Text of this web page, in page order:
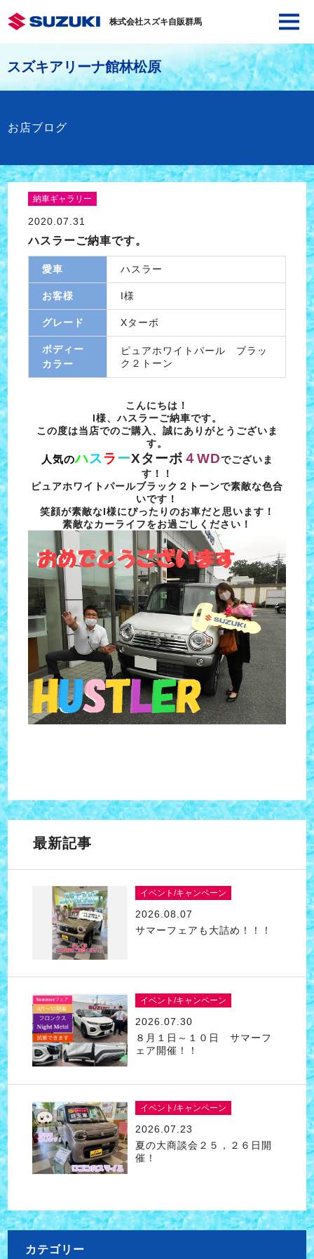
株式会社スズキ自販群馬
スズキアリーナ館林松原
お店ブログ
納車ギャラリー
2020.07.31
ハスラーご納車です。
愛車 ハスラー
お客様 I様
グレード Xターボ
ボディー
カラー
ピュアホワイトパール ブラッ
ク２トーン
こんにちは！
I様、ハスラーご納車です。
この度は当店でのご購入、誠にありがとうございま
す。
人気のハス ラーXターボ ４WDでございま
す！！
ピュアホワイトパールブラック２トーンで素敵な色合
いです！
笑顔が素敵なI様にぴったりのお車だと思います！
素敵なカーライフをお過ごしください！
最新記事
イベント/キャンペーン
2026.08.07
サマーフェアも大詰め！！！
イベント/キャンペーン
2026.07.30
８月１日～１０日 サマーフ
ェア開催！！
イベント/キャンペーン
2026.07.23
夏の大商談会２５，２６日開
催！
カテゴリー